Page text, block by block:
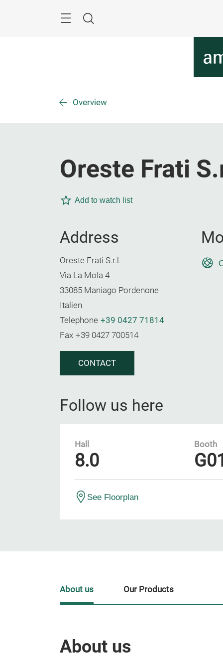
Suche
Overview
Oreste Frati
Add to watch list
Address
Oreste Frati S.r.l.
Via La Mola 4
33085 Maniago Pordenone
Italien
Telephone +39 0427 71814
Fax +39 0427 700514
CONTACT
Follow us here
Hall
8.0
Booth
See Floorplan
About us
About us Our Products